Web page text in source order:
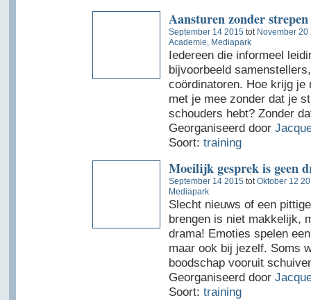
Aansturen zonder
September 14 2015 tot November 20
Academie, Mediapark
Iedereen die informeel
bijvoorbeeld
coördinatoren. Hoe krijg je
met je mee zonder dat je
schouders hebt? Zonder
Georganiseerd door
Soort: training
Moeilijk gesprek is geen
September 14 2015 totOktober 12
Mediapark
Slecht nieuws of een
brengen is niet makkelijk,
drama! Emoties spelen
maar ook bij jezelf. Soms
boodschap vooruit
Georganiseerd door
Soort: training